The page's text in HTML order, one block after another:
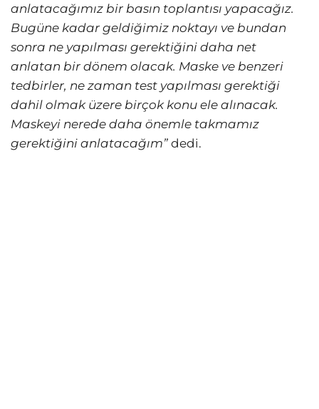
anlatacağımız bir basın toplantısı yapacağız.
Bugüne kadar geldiğimiz noktayı ve bundan
sonra ne yapılması gerektiğini daha net
anlatan bir dönem olacak. Maske ve benzeri
tedbirler, ne zaman test yapılması gerektiği
dahil olmak üzere birçok konu ele alınacak.
Maskeyi nerede daha önemle takmamız
gerektiğini anlatacağım” dedi.